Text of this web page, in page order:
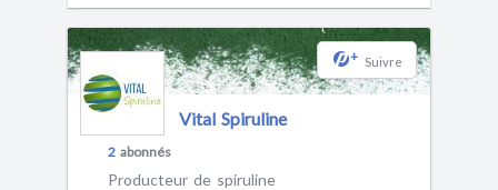
+ Suivre
Vital Spiruline
2 abonnés
Producteur de spiruline